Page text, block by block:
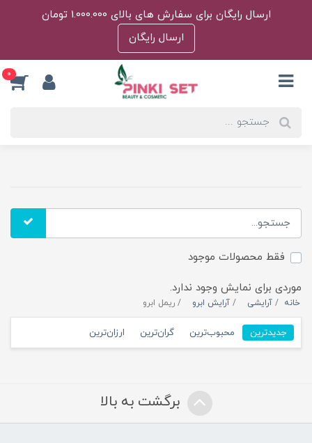
ارسال رایگان برای سفارش های بالای 1.000.000 تومان
ارسال رایگان
0
فقط محصولات موجود
موردی برای نمایش وجود ندارد.
خانه آرایشی آرایش ابرو ریمل ابرو
جدیدترین محبوب‌ترین گران‌ترین ارزان‌ترین
برگشت به بالا